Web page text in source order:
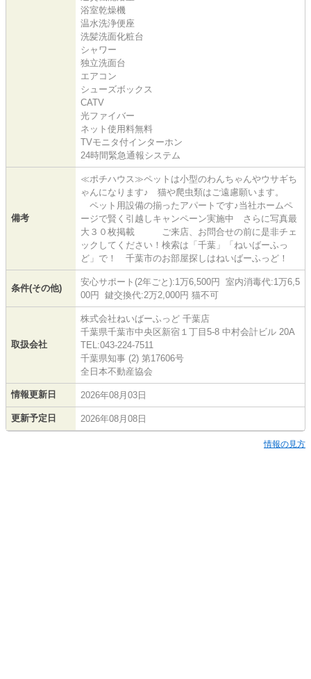
浴室乾燥機
温水洗浄便座
洗髪洗面化粧台
シャワー
独立洗面台
エアコン
シューズボックス
CATV
光ファイバー
ネット使用料無料
TVモニタ付インターホン
24時間緊急通報システム
備考
≪ポチハウス≫ペットは小型のわんちゃんやウサギち
ゃんになります♪ 猫や爬虫類はご遠慮願います。
ペット用設備の揃ったアパートです♪当社ホームペ
ージで賢く引越しキャンペーン実施中 さらに写真最
大３０枚掲載 ご来店、お問合せの前に是非チェ
ックしてください！検索は「千葉」「ねいばーふっ
ど」で！ 千葉市のお部屋探しはねいばーふっど！
条件(その他)
安心サポート(2年ごと):1万6,500円 室内消毒代:1万6,5
00円 鍵交換代:2万2,000円 猫不可
取扱会社
株式会社ねいばーふっど 千葉店
千葉県千葉市中央区新宿１丁目5-8 中村会計ビル 20A
TEL:043-224-7511
千葉県知事 (2) 第17606号
全日本不動産協会
情報更新日 2026年08月03日
更新予定日 2026年08月08日
情報の見方